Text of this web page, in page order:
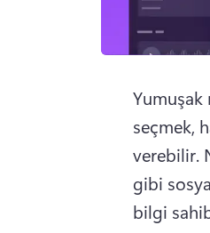
seçmek,
verebilir.
gibi
bilgi